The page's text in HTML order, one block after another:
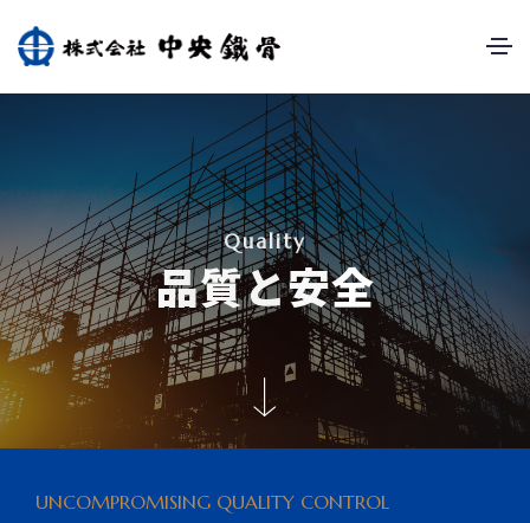
Quality
品質と安全
UNCOMPROMISING QUALITY CONTROL